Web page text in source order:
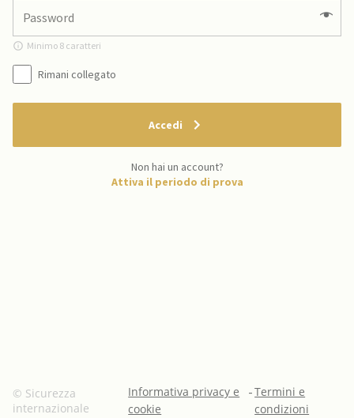
Minimo 8 caratteri
Rimani collegato
Accedi
Non hai un account?
Attiva il periodo di prova
© Sicurezza
internazionale
Informativa privacy e
cookie
-Termini e
condizioni